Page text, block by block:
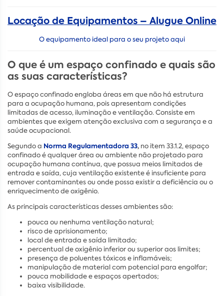
Locação de Equipamentos – Alugue Online
O equipamento ideal para o seu projeto aqui
O que é um espaço confinado e quais são
as suas características?
O espaço confinado engloba áreas em que não há estrutura
para a ocupação humana, pois apresentam condições
limitadas de acesso, iluminação e ventilação. Consiste em
ambientes que exigem atenção exclusiva com a segurança e a
saúde ocupacional.
Segundo a Norma Regulamentadora 33, no item 33.1.2, espaço
confinado é qualquer área ou ambiente não projetado para
ocupação humana contínua, que possua meios limitados de
entrada e saída, cuja ventilação existente é insuficiente para
remover contaminantes ou onde possa existir a deficiência ou o
enriquecimento de oxigênio.
As principais características desses ambientes são:
pouca ou nenhuma ventilação natural;
risco de aprisionamento;
local de entrada e saída limitado;
percentual de oxigênio inferior ou superior aos limites;
presença de poluentes tóxicos e inflamáveis;
manipulação de material com potencial para engolfar;
pouca mobilidade e espaços apertados;
baixa visibilidade.